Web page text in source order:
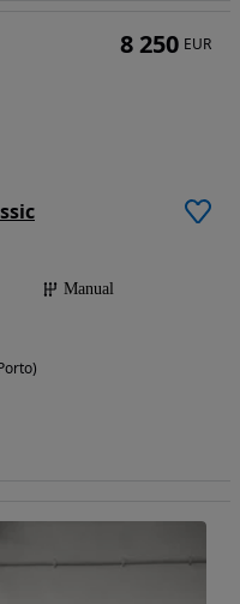
Manual
8 250 EUR